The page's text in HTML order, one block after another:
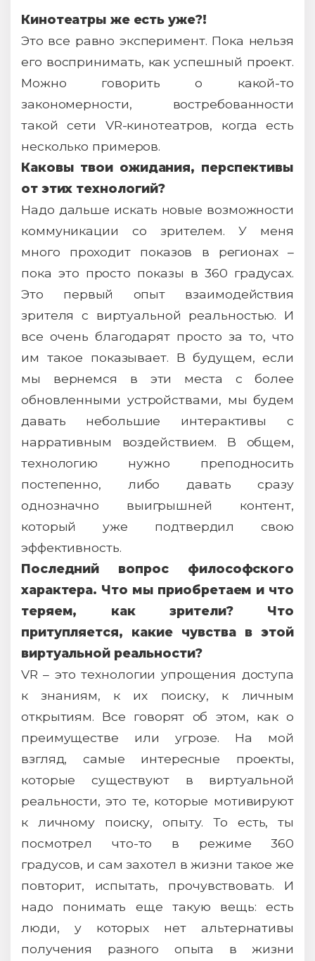
Кинотеатры же есть уже?!
Это все равно эксперимент. Пока нельзя
его воспринимать, как успешный проект.
Можно говорить о какой-то
закономерности, востребованности
такой сети VR-кинотеатров, когда есть
несколько примеров.
Каковы твои ожидания, перспективы
от этих технологий?
Надо дальше искать новые возможности
коммуникации со зрителем. У меня
много проходит показов в регионах –
пока это просто показы в 360 градусах.
Это первый опыт взаимодействия
зрителя с виртуальной реальностью. И
все очень благодарят просто за то, что
им такое показывает. В будущем, если
мы вернемся в эти места с более
обновленными устройствами, мы будем
давать небольшие интерактивы с
нарративным воздействием. В общем,
технологию нужно преподносить
постепенно, либо давать сразу
однозначно выигрышней контент,
который уже подтвердил свою
эффективность.
Последний вопрос философского
характера. Что мы приобретаем и что
теряем, как зрители? Что
притупляется, какие чувства в этой
виртуальной реальности?
VR – это технологии упрощения доступа
к знаниям, к их поиску, к личным
открытиям. Все говорят об этом, как о
преимуществе или угрозе. На мой
взгляд, самые интересные проекты,
которые существуют в виртуальной
реальности, это те, которые мотивируют
к личному поиску, опыту. То есть, ты
посмотрел что-то в режиме 360
градусов, и сам захотел в жизни такое же
повторит, испытать, прочувствовать. И
надо понимать еще такую вещь: есть
люди, у которых нет альтернативы
получения разного опыта в жизни